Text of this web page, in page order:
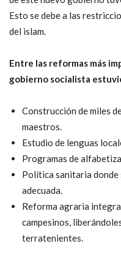
Esto se debe a las
del islam.
Entre las reformas más
gobierno socialista
Construcción de miles
maestros.
Estudio de lenguas
Programas de
Política sanitaria
adecuada.
Reforma agraria
campesinos,
terratenientes.